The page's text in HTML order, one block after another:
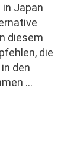
in Japan
diesem
die
den
…